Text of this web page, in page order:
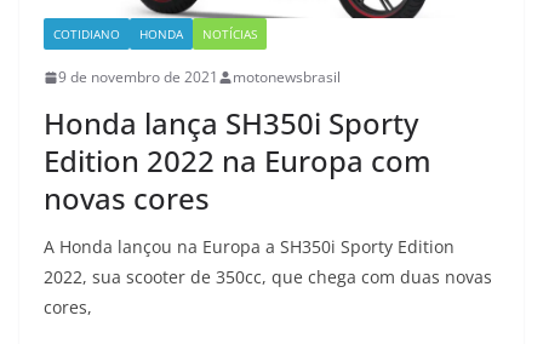
COTIDIANO HONDA NOTÍCIAS
9 de novembro de 2021 motonewsbrasil
Honda lança SH350i Sporty
Edition 2022 na Europa com
novas cores
A Honda lançou na Europa a SH350i Sporty Edition
2022, sua scooter de 350cc, que chega com duas novas
cores,